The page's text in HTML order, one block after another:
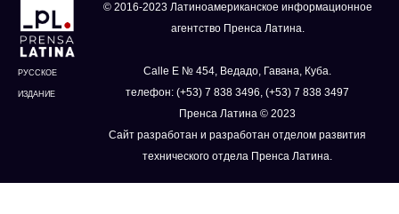
РУССКОЕ
ИЗДАНИЕ
© 2016-2023 Латиноамериканское информационное
агентство Пренса Латина.
Calle E № 454, Ведадо, Гавана, Куба.
телефон: (+53) 7 838 3496, (+53) 7 838 3497
Пренса Латина © 2023
Сайт разработан и разработан отделом развития
технического отдела Пренса Латина.